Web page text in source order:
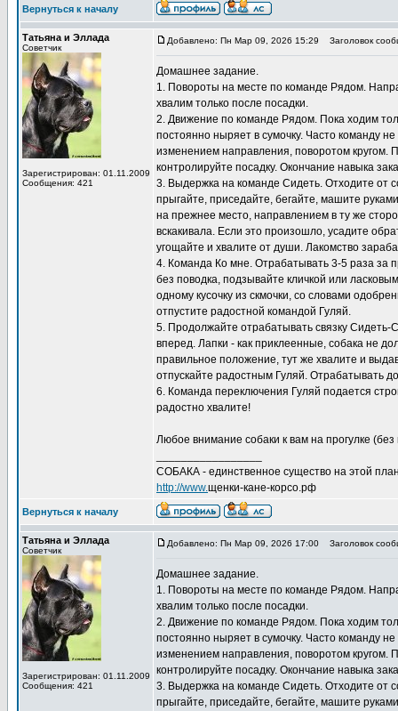
Вернуться к началу
Татьяна и Эллада
Советчик
Зарегистрирован: 01.11.2009
Сообщения: 421
Добавлено: Пн Мар 09, 2026 15:29 Заголовок
Домашнее задание.
1. Повороты на месте по команде Рядом.
хвалим только после посадки.
2. Движение по команде Рядом. Пока ходим
постоянно ныряет в сумочку. Часто команду
изменением направления, поворотом кругом.
контролируйте посадку. Окончание навыка
3. Выдержка на команде Сидеть. Отходите от
прыгайте, приседайте, бегайте, машите
на прежнее место, направлением в ту же
вскакивала. Если это произошло, усадите
угощайте и хвалите от души. Лакомство
4. Команда Ко мне. Отрабатывать 3-5 раза за
без поводка, подзывайте кличкой или
одному кусочку из скмочки, со словами
отпустите радостной командой Гуляй.
5. Продолжайте отрабатывать связку Сидеть-
вперед. Лапки - как приклеенные, собака не
правильное положение, тут же хвалите и
отпускайте радостным Гуляй. Отрабатывать
6. Команда переключения Гуляй подается
радостно хвалите!
Любое внимание собаки к вам на прогулке
СОБАКА - единственное существо на этой
http://www.щенки-кане-корсо.рф
Вернуться к началу
Татьяна и Эллада
Советчик
Зарегистрирован: 01.11.2009
Сообщения: 421
Добавлено: Пн Мар 09, 2026 17:00 Заголовок
Домашнее задание.
1. Повороты на месте по команде Рядом.
хвалим только после посадки.
2. Движение по команде Рядом. Пока ходим
постоянно ныряет в сумочку. Часто команду
изменением направления, поворотом кругом.
контролируйте посадку. Окончание навыка
3. Выдержка на команде Сидеть. Отходите от
прыгайте, приседайте, бегайте, машите